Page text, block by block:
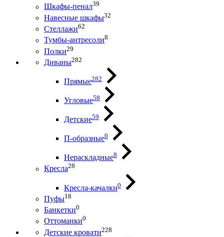
Шкафы-пенал39
Навесные шкафы32
Стеллажи62
Тумбы-антресоли8
Полки29
Диваны282
Прямые282
Угловые58
Детские59
П-образные0
Нераскладные8
Кресла28
Кресла-качалки0
Пуфы18
Банкетки0
Оттоманки0
Детские кровати228